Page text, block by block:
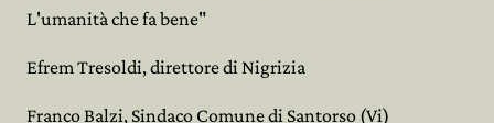
L'umanità che fa bene"
Efrem Tresoldi, direttore di Nigrizia
Franco Balzi, Sindaco Comune di Santorso (Vi)